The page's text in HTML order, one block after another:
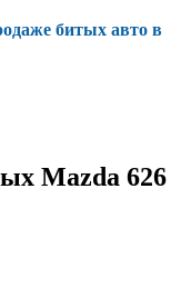
битых авто в
Mazda 626